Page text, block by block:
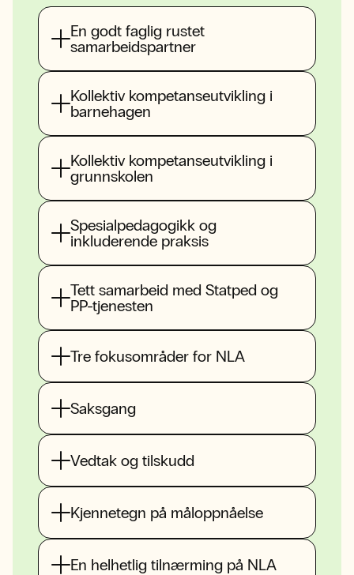
En godt faglig rustet
samarbeidspartner
Kollektiv kompetanseutvikling i
barnehagen
Kollektiv kompetanseutvikling i
grunnskolen
Spesialpedagogikk og
inkluderende praksis
Tett samarbeid med Statped og
PP-tjenesten
Tre fokusområder for NLA
Saksgang
Vedtak og tilskudd
Kjennetegn på måloppnåelse
En helhetlig tilnærming på NLA